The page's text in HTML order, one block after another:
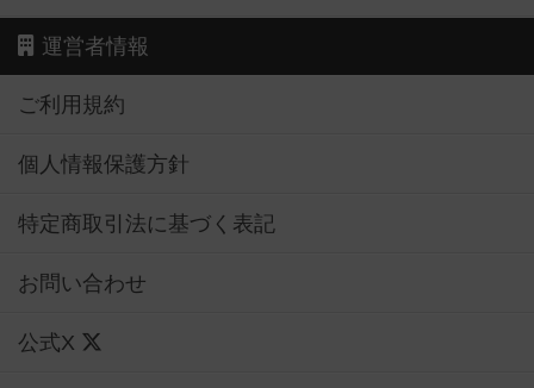
運営者情報
ご利用規約
個人情報保護方針
特定商取引法に基づく表記
お問い合わせ
公式X